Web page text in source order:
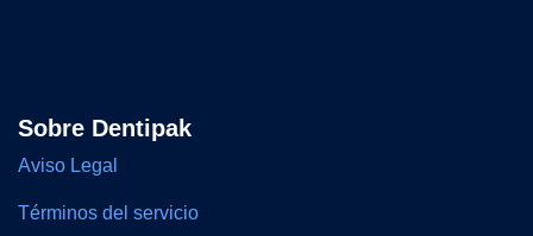
Sobre Dentipak
Aviso Legal
Términos del servicio